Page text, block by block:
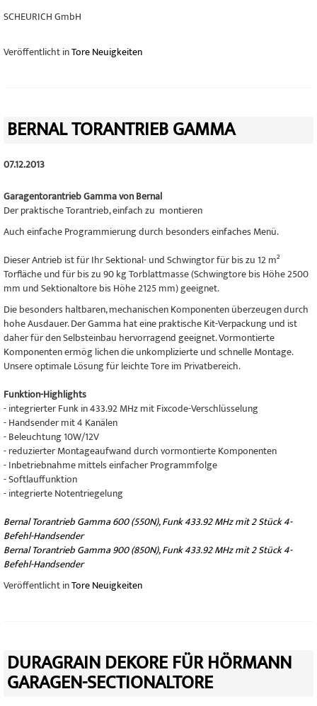
SCHEURICH GmbH
Veröffentlicht inTore Neuigkeiten
BERNAL TORANTRIEB GAMMA
07.12.2013
Garagentorantrieb Gamma von Bernal
Der praktische Torantrieb, einfach zu montieren
Auch einfache Programmierung durch besonders einfaches Menü.
Dieser Antrieb ist für Ihr Sektional- und Schwingtor für bis zu 12 m²
Torfläche und für bis zu 90 kg Torblattmasse (Schwingtore bis Höhe 2500
mm und Sektionaltore bis Höhe 2125 mm) geeignet.
Die besonders haltbaren, mechanischen Komponenten überzeugen durch
hohe Ausdauer. Der Gamma hat eine praktische Kit-Verpackung und ist
daher für den Selbsteinbau hervorragend geeignet. Vormontierte
Komponenten ermög lichen die unkomplizierte und schnelle Montage.
Unsere optimale Lösung für leichte Tore im Privatbereich.
Funktion-Highlights
- integrierter Funk in 433.92 MHz mit Fixcode-Verschlüsselung
- Handsender mit 4 Kanälen
- Beleuchtung 10W/12V
- reduzierter Montageaufwand durch vormontierte Komponenten
- Inbetriebnahme mittels einfacher Programmfolge
- Softlauffunktion
- integrierte Notentriegelung
Bernal Torantrieb Gamma 600 (550N), Funk 433.92 MHz mit 2 Stück 4-
Befehl-Handsender
Bernal Torantrieb Gamma 900 (850N), Funk 433.92 MHz mit 2 Stück 4-
Befehl-Handsender
Veröffentlicht inTore Neuigkeiten
DURAGRAIN DEKORE FÜR HÖRMANN
GARAGEN-SECTIONALTORE